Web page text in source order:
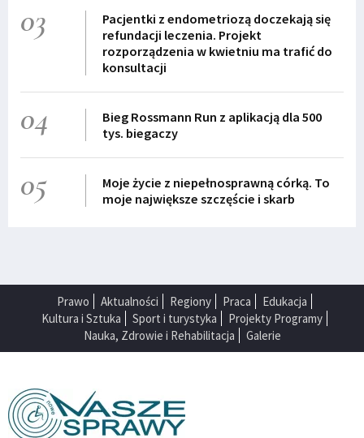
03
Pacjentki z endometriozą doczekają się
refundacji leczenia. Projekt
rozporządzenia w kwietniu ma trafić do
konsultacji
04
Bieg Rossmann Run z aplikacją dla 500
tys. biegaczy
05
Moje życie z niepełnosprawną córką. To
moje największe szczęście i skarb
Prawo Aktualności Regiony Praca
Edukacja
Kultura i Sztuka
Sport i turystyka
Projekty Programy
Nauka, Zdrowie i Rehabilitacja
Galerie